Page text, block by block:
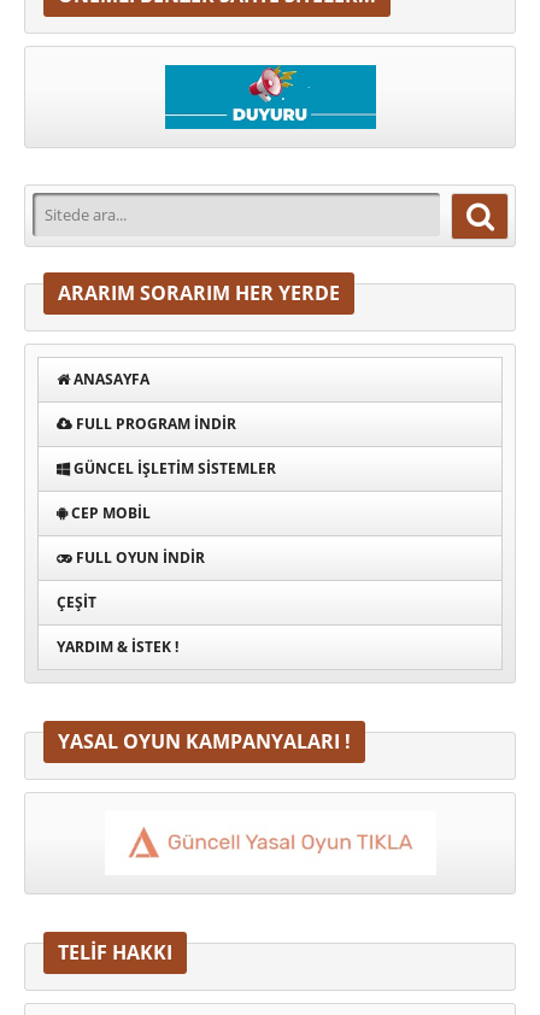
ARARIM SORARIM HER YERDE
ANASAYFA
FULL PROGRAM INDIR
GÜNCEL İŞLETIM SISTEMLER
CEP MOBIL
FULL OYUN İNDIR
ÇEŞIT
YARDIM & İSTEK !
YASAL OYUN KAMPANYALARI !
TELİF HAKKI